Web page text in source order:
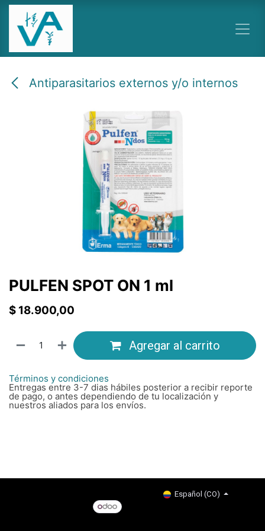
Ir al contenido
Antiparasitarios externos y/o internos
PULFEN SPOT ON 1 ml
$ 18.900,00
Agregar al carrito
Términos y condiciones
Entregas entre 3-7 dias hábiles posterior a recibir reporte
de pago, o antes dependiendo de tu localización y
nuestros aliados para los envíos.
Español (CO)
Con tecnología de - El #1